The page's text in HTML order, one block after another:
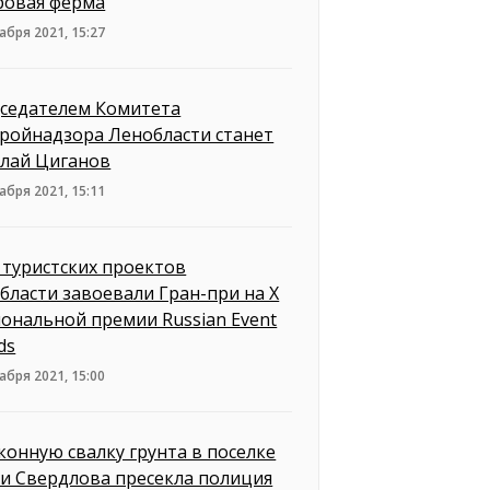
2021, 15:27
Комитета
Ленобласти станет
Циганов
2021, 15:11
проектов
завоевали Гран-при на X
премии Russian Event
2021, 15:00
свалку грунта в поселке
Свердлова пресекла полиция